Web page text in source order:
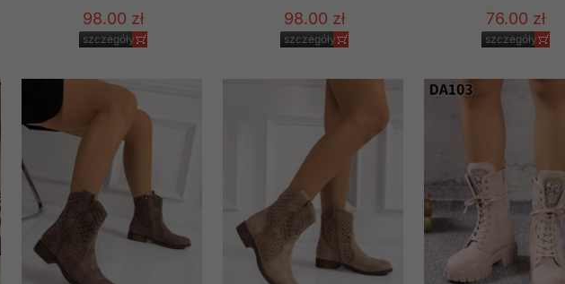
98.00 zł
szczegóły
98.00 zł
szczegóły
76.00 zł
szczegóły